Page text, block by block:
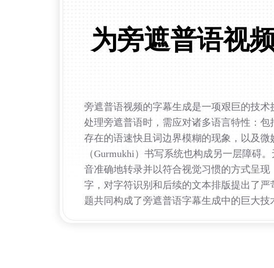
为旁遮普语视
旁遮普语视频的字幕生成是一项艰巨的技
处理旁遮普语时，需应对诸多语言特性：
存在的语速快且词边界模糊的现象，以及
（Gurmukhi）书写系统也构成另一层障碍
音准确地转录并以符合视觉习惯的方式呈
字，对字符识别和后续的文本排版提出了
题共同构成了旁遮普语字幕生成中的巨大